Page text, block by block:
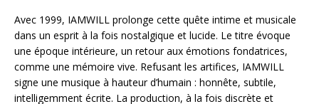
Avec 1999, IAMWILL prolonge cette quête intime et musicale
dans un esprit à la fois nostalgique et lucide. Le titre évoque
une époque intérieure, un retour aux émotions fondatrices,
comme une mémoire vive. Refusant les artifices, IAMWILL
signe une musique à hauteur d’humain : honnête, subtile,
intelligemment écrite. La production, à la fois discrète et